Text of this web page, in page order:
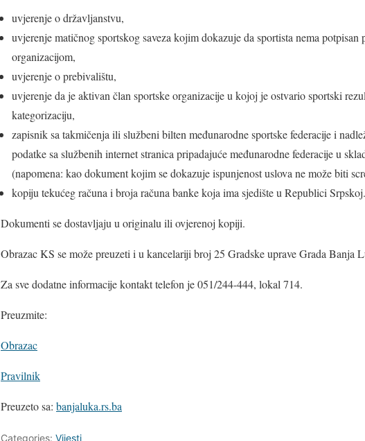
​uvjerenje o državljanstvu,
​uvjerenje matičnog sportskog saveza kojim dokazuje da sportista nema potpisan
organizacijom,
​uvjerenje o prebivalištu,
​uvjerenje da je aktivan član sportske organizacije u kojoj je ostvario sportski
kategorizaciju,
​zapisnik sa takmičenja ili službeni bilten međunarodne sportske federacije i
podatke sa službenih internet stranica pripadajuće međunarodne federacije u
(napomena: kao dokument kojim se dokazuje ispunjenost uslova ne može biti
​kopiju tekućeg računa i broja računa banke koja ima sjedište u Republici Srpskoj.
​Dokumenti se dostavljaju u originalu ili ovjerenoj kopiji.
Obrazac KS se može preuzeti i u kancelariji broj 25 Gradske uprave Grada Banja
​Za sve dodatne informacije kontakt telefon je 051/244-444, lokal 714.
Preuzmite:
Obrazac
Pravilnik
Preuzeto sa: banjaluka.rs.ba
Categories: Vijesti